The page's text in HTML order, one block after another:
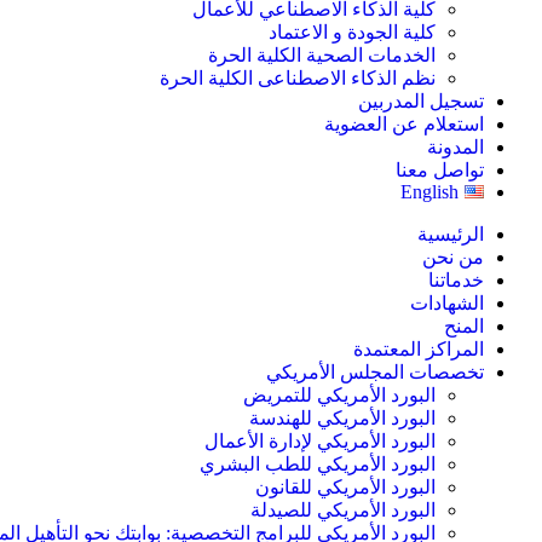
كلية الذكاء الاصطناعي للأعمال
كلية الجودة و الاعتماد
الخدمات الصحية الكلية الحرة
نظم الذكاء الاصطناعى الكلية الحرة
تسجيل المدربين
استعلام عن العضوية
المدونة
تواصل معنا
English
الرئيسية
من نحن
خدماتنا
الشهادات
المنح
المراكز المعتمدة
تخصصات المجلس الأمريكي
البورد الأمريكي للتمريض
البورد الأمريكي للهندسة
البورد الأمريكي لإدارة الأعمال
البورد الأمريكي للطب البشري
البورد الأمريكي للقانون
البورد الأمريكي للصيدلة
البورد الأمريكي للبرامج التخصصية: بوابتك نحو التأهيل